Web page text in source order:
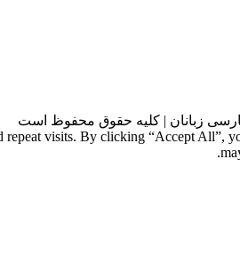
زبانان | کلیه حقوق محفوظ است
visits. By clicking “Accept All”,